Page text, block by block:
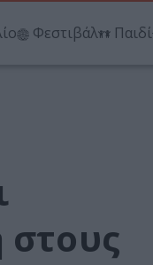
Φεστιβάλ Παιδί